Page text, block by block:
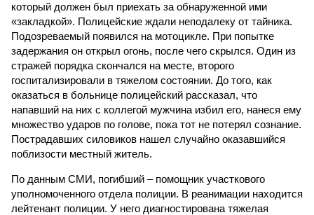
который должен был приехать за обнаруженной ими
«закладкой». Полицейские ждали неподалеку от тайника.
Подозреваемый появился на мотоцикле. При попытке
задержания он открыл огонь, после чего скрылся. Один из
стражей порядка скончался на месте, второго
госпитализировали в тяжелом состоянии. До того, как
оказаться в больнице полицейский рассказал, что
напавший на них с коллегой мужчина избил его, нанеся ему
множество ударов по голове, пока тот не потерял сознание.
Пострадавших силовиков нашел случайно оказавшийся
поблизости местный житель.
По данным СМИ, погибший – помощник участкового
уполномоченного отдела полиции. В реанимации находится
лейтенант полиции. У него диагностирована тяжелая